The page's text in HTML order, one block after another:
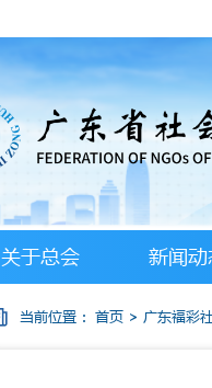
关于总会 新闻
当前位置：首页 >广东福彩